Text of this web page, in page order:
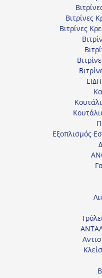
Βιτρίνες
Βιτρίνες
Εξοπλισμός